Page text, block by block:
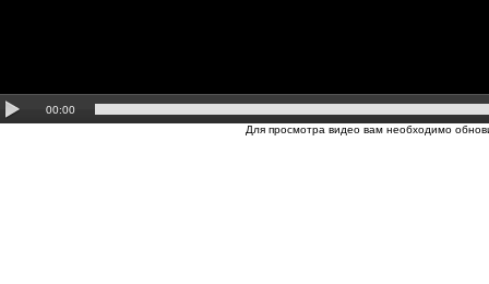
00:00
Для просмотра видео вам необходимо